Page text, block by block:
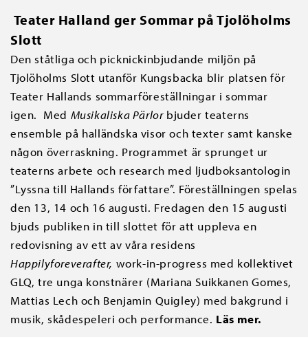
Teater Halland ger Sommar på Tjolöholms
Slott
Den ståtliga och picknickinbjudande miljön på
Tjolöholms Slott utanför Kungsbacka blir platsen för
Teater Hallands sommarföreställningar i sommar
igen. Med Musikaliska Pärlorbjuder teaterns
ensemble på halländska visor och texter samt kanske
någon överraskning. Programmet är sprunget ur
teaterns arbete och research med ljudboksantologin
”Lyssna till Hallands författare”. Föreställningen spelas
den 13, 14 och 16 augusti. Fredagen den 15 augusti
bjuds publiken in till slottet för att uppleva en
redovisning av ett av våra residens
Happilyforeverafter, work-in-progress med kollektivet
GLQ, tre unga konstnärer (Mariana Suikkanen Gomes,
Mattias Lech och Benjamin Quigley) med bakgrund i
musik, skådespeleri och performance. Läs mer.